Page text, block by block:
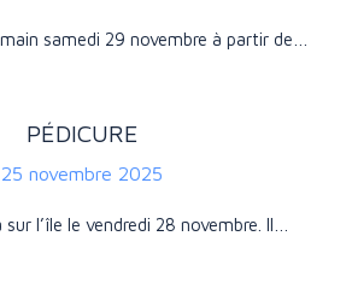
samedi 29 novembre à partir de…
PÉDICURE
25 novembre 2025
l’île le vendredi 28 novembre. Il…